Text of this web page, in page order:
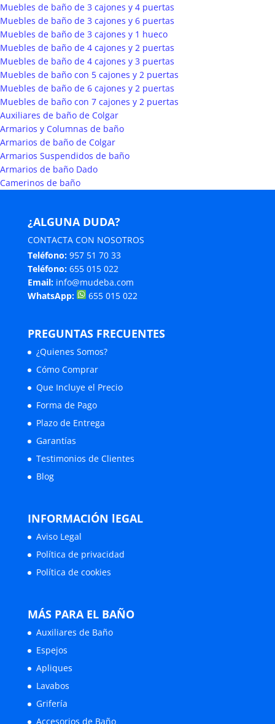
Muebles de baño de 3 cajones y 4 puertas
Muebles de baño de 3 cajones y 6 puertas
Muebles de baño de 3 cajones y 1 hueco
Muebles de baño de 4 cajones y 2 puertas
Muebles de baño de 4 cajones y 3 puertas
Muebles de baño con 5 cajones y 2 puertas
Muebles de baño de 6 cajones y 2 puertas
Muebles de baño con 7 cajones y 2 puertas
Auxiliares de baño de Colgar
Armarios y Columnas de baño
Armarios de baño de Colgar
Armarios Suspendidos de baño
Armarios de baño Dado
Camerinos de baño
¿ALGUNA DUDA?
CONTACTA CON NOSOTROS
Teléfono: 957 51 70 33
Teléfono: 655 015 022
Email: info@mudeba.com
WhatsApp:
655 015 022
PREGUNTAS FRECUENTES
¿Quienes Somos?
Cómo Comprar
Que Incluye el Precio
Forma de Pago
Plazo de Entrega
Garantías
Testimonios de Clientes
Blog
INFORMACIÓN lEGAL
Aviso Legal
Política de privacidad
Política de cookies
MÁS PARA EL BAÑO
Auxiliares de Baño
Espejos
Apliques
Lavabos
Grifería
Accesorios de Baño